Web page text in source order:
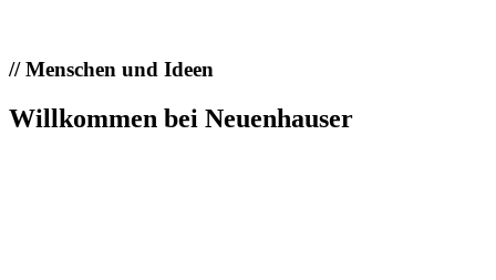
//Menschen und Ideen
Willkommen bei Neuenhauser